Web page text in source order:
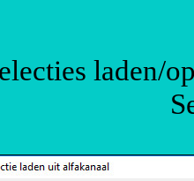
laden/